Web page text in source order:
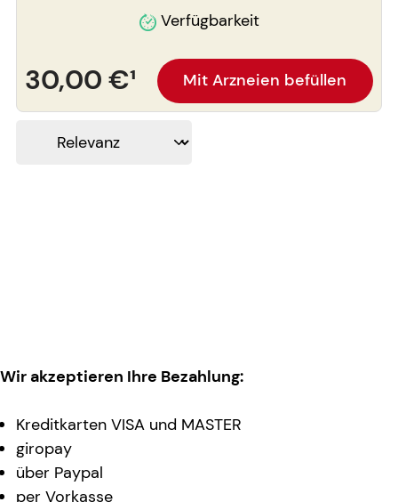
Verfügbarkeit
30,00 €¹ Mit Arzneien befüllen
Wir akzeptieren Ihre Bezahlung:
Kreditkarten VISA und MASTER
giropay
über Paypal
per Vorkasse